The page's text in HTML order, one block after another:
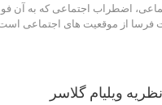
اضطراب اجتماعی که به آن
فرسا از موقعیت های اجتماعی
ویلیام گلاسر